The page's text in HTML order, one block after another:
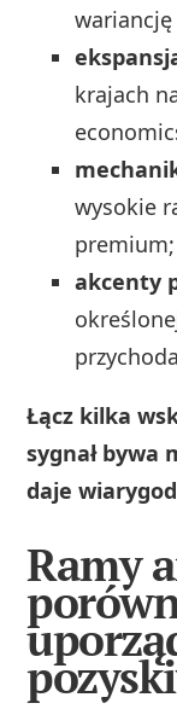
krajach
wysokie
premium;
akcenty
Łącz kilka
sygnał bywa
daje
Ramy